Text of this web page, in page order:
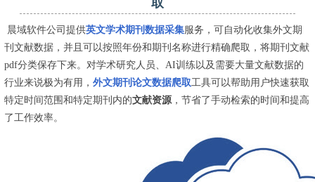
取
晨域软件公司提供英文学术期刊数据采集服务，可自动化收集外文期
刊文献数据，并且可以按照年份和期刊名称进行精确爬取，将期刊文献
pdf分类保存下来。对学术研究人员、AI训练以及需要大量文献数据的
行业来说极为有用，外文期刊论文数据爬取工具可以帮助用户快速获取
特定时间范围和特定期刊内的文献资源，节省了手动检索的时间和提高
了工作效率。